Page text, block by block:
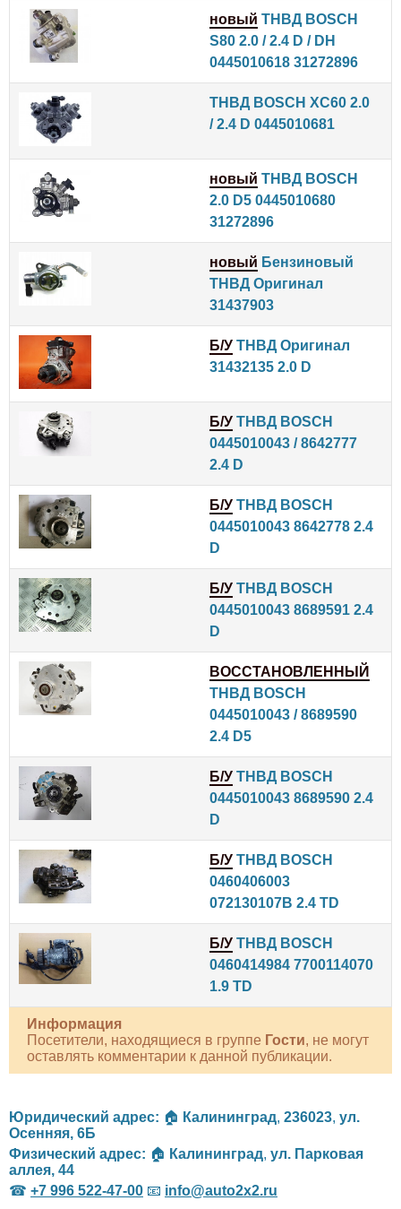
новый ТНВД BOSCH
S80 2.0 / 2.4 D / DH
0445010618 31272896
ТНВД BOSCH XC60 2.0
/ 2.4 D 0445010681
новый ТНВД BOSCH
2.0 D5 0445010680
31272896
новый Бензиновый
ТНВД Оригинал
31437903
Б/У ТНВД Оригинал
31432135 2.0 D
Б/У ТНВД BOSCH
0445010043 / 8642777
2.4 D
Б/У ТНВД BOSCH
0445010043 8642778 2.4
D
Б/У ТНВД BOSCH
0445010043 8689591 2.4
D
ВОССТАНОВЛЕННЫЙ
ТНВД BOSCH
0445010043 / 8689590
2.4 D5
Б/У ТНВД BOSCH
0445010043 8689590 2.4
D
Б/У ТНВД BOSCH
0460406003
072130107B 2.4 TD
Б/У ТНВД BOSCH
0460414984 7700114070
1.9 TD
Информация
Посетители, находящиеся в группе Гости, не могут
оставлять комментарии к данной публикации.
Юридический адрес: 🏠 Калининград, 236023, ул.
Осенняя, 6Б
Физический адрес: 🏠 Калининград, ул. Парковая
аллея, 44
☎ +7 996 522-47-00 📧 info@auto2x2.ru